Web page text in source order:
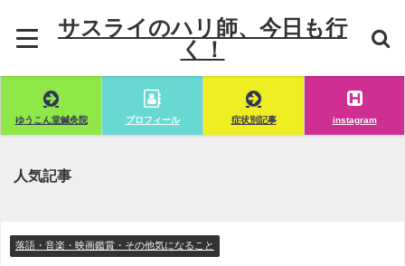
サスライのハリ師、今日も行
く！
ゆうこん堂鍼灸院 プロフィール 症状別記事 instagram
人気記事
落語・音楽・映画鑑賞・その他気になること